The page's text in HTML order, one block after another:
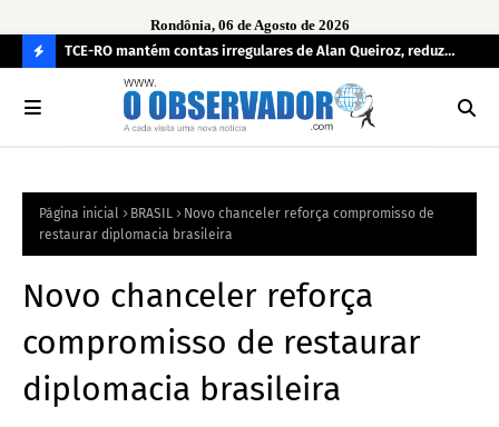
Rondônia, 06 de Agosto de 2026
O
R
TCE-RO mantém contas irregulares de Alan Queiroz, reduz
multa e caso pode gerar Inelegibilidade
Página inicial BRASIL
Novo chanceler reforça compromisso de
restaurar diplomacia brasileira
Novo chanceler reforça
compromisso de restaurar
diplomacia brasileira